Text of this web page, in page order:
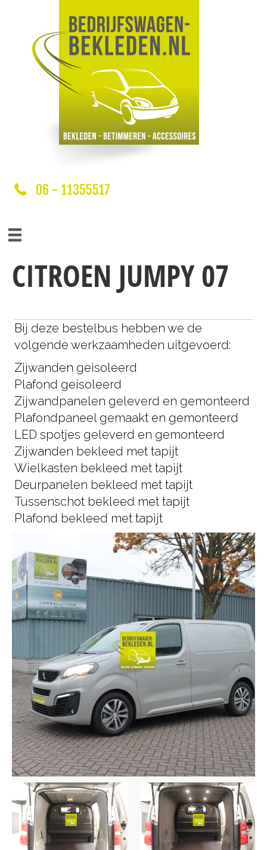
06 - 11355517
CITROEN JUMPY 07
Bij deze bestelbus hebben we de
volgende werkzaamheden uitgevoerd:
Zijwanden geisoleerd
Plafond geisoleerd
Zijwandpanelen geleverd en gemonteerd
Plafondpaneel gemaakt en gemonteerd
LED spotjes geleverd en gemonteerd
Zijwanden bekleed met tapijt
Wielkasten bekleed met tapijt
Deurpanelen bekleed met tapijt
Tussenschot bekleed met tapijt
Plafond bekleed met tapijt